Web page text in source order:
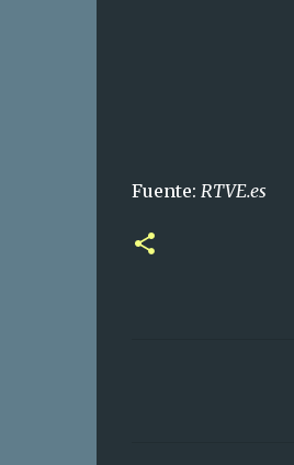
Fuente: RTVE.es